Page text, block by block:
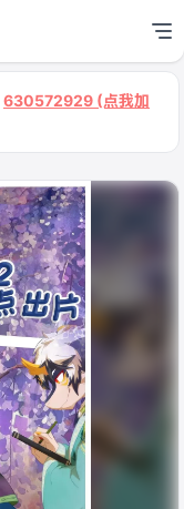
630572929 (点我加